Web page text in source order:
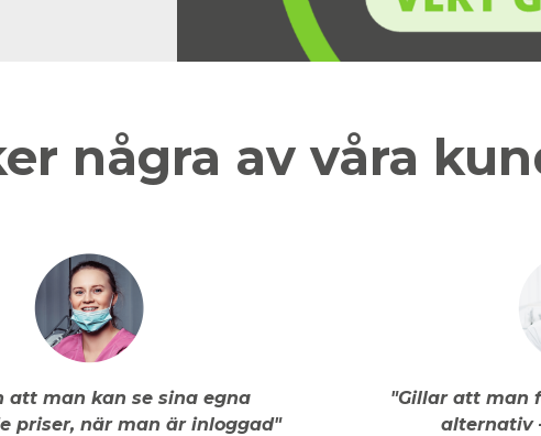
några av våra
att man kan se sina egna
priser, när man är inloggad"
"Gillar att man
alternativ